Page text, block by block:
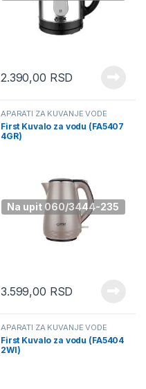
2.390,00 RSD
Na upit 060/3444-235
APARATI ZA KUVANJE VODE
First Kuvalo za vodu (FA5407
4GR)
3.599,00 RSD
APARATI ZA KUVANJE VODE
First Kuvalo za vodu (FA5404
2WI)